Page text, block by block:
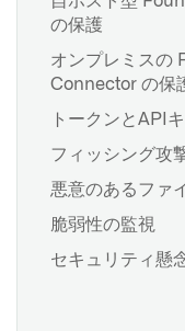
視覚的なデ
を使用する
ポリシーの
FAQ
の保護
オンプレミスの
Connector の保
トークンとAPI
フィッシング攻
悪意のあるファ
脆弱性の監視
セキュリティ懸